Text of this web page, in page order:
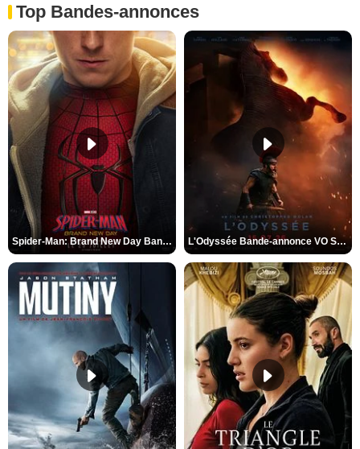
Top Bandes-annonces
Spider-Man: Brand New Day Bande-annonce VO STFR L'Odyssée Bande-annonce VO STFR